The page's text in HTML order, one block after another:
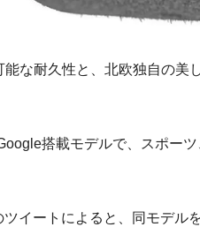
な耐久性と、北欧独自の美
搭載モデルで、スポー
イートによると、同モデル